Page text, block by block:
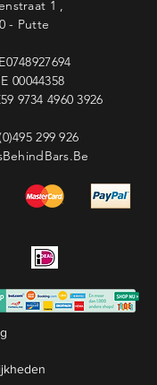
1 ,
- Putte
00044358
9734 4960 3926
299 926